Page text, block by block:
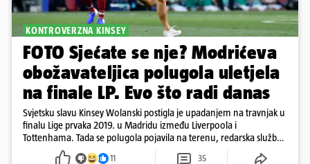
KONTROVERZNA KINSEY
FOTO Sjećate se nje? Modrićeva
obožavateljica polugola uletjela
na finale LP. Evo što radi danas
Svjetsku slavu Kinsey Wolanski postigla je upadanjem na travnjak u
finalu Lige prvaka 2019. u Madridu između Liverpoola i
Tottenhama. Tada se polugola pojavila na terenu, redarska služba
ju je lovila po travnjaku, a njezine fotografije obišle su svijet.
11 35